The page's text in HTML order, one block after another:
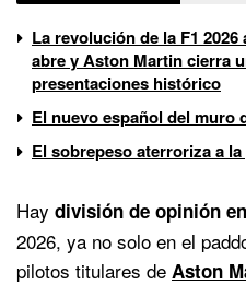
La revolución de la F1
abre y Aston Martin cierra
presentaciones histórico
El nuevo español del muro
El sobrepeso aterroriza a
Hay división de opinión
2026, ya no solo en el
pilotos titulares de Aston